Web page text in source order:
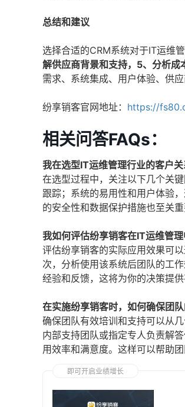
总结和建议
选择合适的CRM系统对于IT运维
解供应商背景和支持，5、分析成
需求、系统集成、用户体验、供
纷享销客官网地址： https://
相关问答FAQs：
我在选型IT运维管理行业的客户
在选型过程中，关注以下几个关
跟踪；系统的易用性和用户体验
的安全性和数据保护措施也至关
我如何评估纷享销客在IT运维管理
评估纷享销客的实际应用效果可
次，分析使用该系统后团队的工
经验和反馈，这将为你的决策提供
在实施纷享销客时，如何确保团队
确保团队有效培训和支持可以从
内部支持团队或指定专人负责解
用效率和满意度。这样可以帮助
即可开启业绩增长